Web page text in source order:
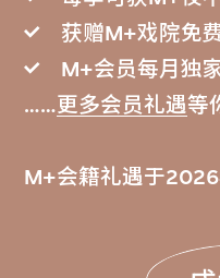
获赠M+戏院免
M+会员每月独
……更多会员礼遇等
M+会籍礼遇于